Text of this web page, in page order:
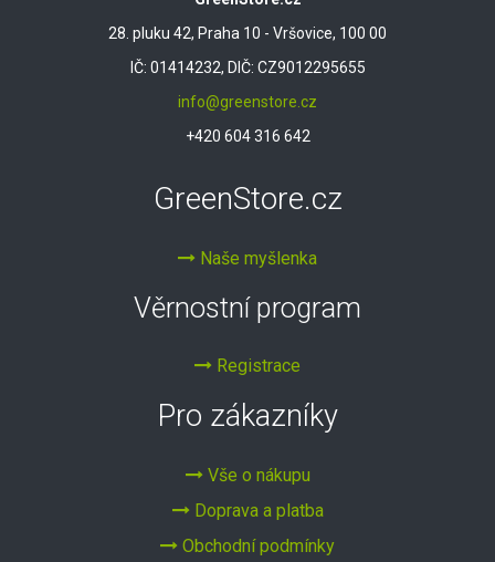
28. pluku 42, Praha 10 - Vršovice, 100 00
IČ: 01414232, DIČ: CZ9012295655
info@greenstore.cz
+420 604 316 642
GreenStore.cz
Naše myšlenka
Věrnostní program
Registrace
Pro zákazníky
Vše o nákupu
Doprava a platba
Obchodní podmínky